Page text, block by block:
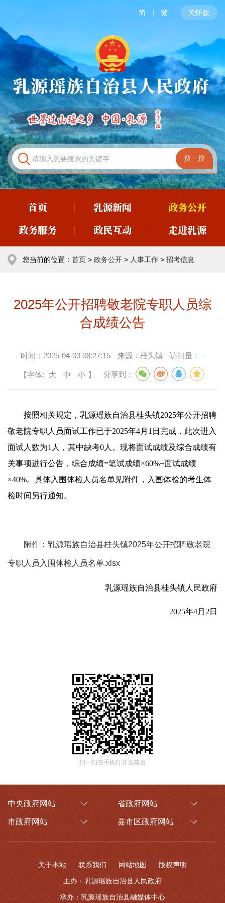
简 繁 关怀版
首页 乳源新闻
政务公开
政务服务
政民互动 走进乳源
您当前的位置： 首页 > 政务公开 > 人事工作 > 招考信息
2025年公开招聘敬老院专职人员综
合成绩公告
时间： 2025-04-03 08:27:15 来源： 桂头镇 访问量： -
【字体: 大 中 小 】 分享到：
按照相关规定，乳源瑶族自治县桂头镇2025年公开招聘
敬老院专职人员面试工作已于2025年4月1日完成，此次进入
面试人数为1人，其中缺考0人。现将面试成绩及综合成绩有
关事项进行公告，综合成绩=笔试成绩×60%+面试成绩
×40%。具体入围体检人员名单见附件，入围体检的考生体
检时间另行通知。
附件：乳源瑶族自治县桂头镇2025年公开招聘敬老院
专职人员入围体检人员名单.xlsx
乳源瑶族自治县桂头镇人民政府
2025年4月2日
扫一扫在手机打开当前页
中央政府网站 省政府网站
市政府网站 县市区政府网站
关于本站 联系我们 网站地图
版权声明
主办：乳源瑶族自治县人民政府
承办：乳源瑶族自治县融媒体中心